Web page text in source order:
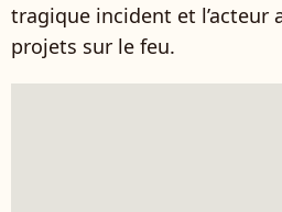
tragique incident et l’acteur
projets sur le feu.